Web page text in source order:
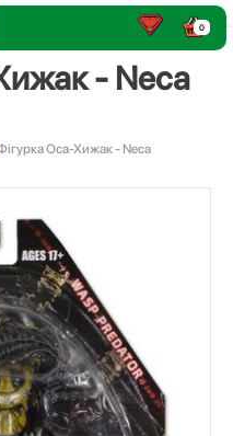
0
- Neca
Оса-Хижак - Neca